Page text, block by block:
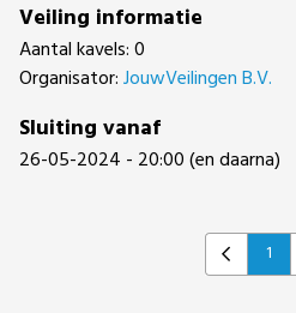
Veiling informatie
Aantal kavels: 0
Organisator:JouwVeilingen B.V.
Sluiting vanaf
26-05-2024 - 20:00 (en daarna)
Previous
1